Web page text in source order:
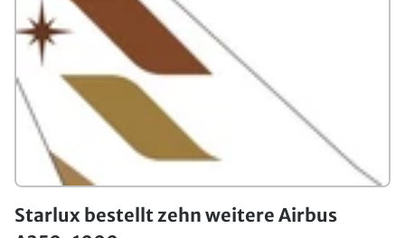
Starlux bestellt zehn weitere Airbus